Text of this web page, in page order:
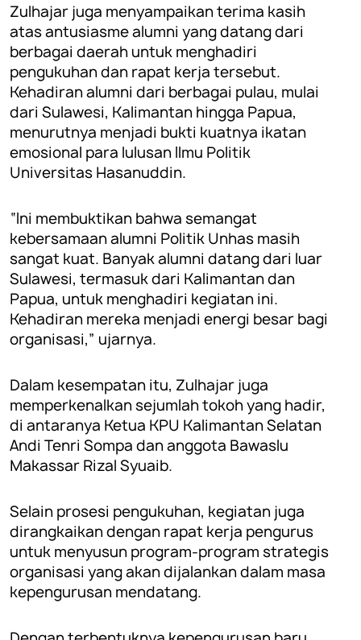
Zulhajar juga menyampaikan terima kasih
atas antusiasme alumni yang datang dari
berbagai daerah untuk menghadiri
pengukuhan dan rapat kerja tersebut.
Kehadiran alumni dari berbagai pulau, mulai
dari Sulawesi, Kalimantan hingga Papua,
menurutnya menjadi bukti kuatnya ikatan
emosional para lulusan Ilmu Politik
Universitas Hasanuddin.
“Ini membuktikan bahwa semangat
kebersamaan alumni Politik Unhas masih
sangat kuat. Banyak alumni datang dari luar
Sulawesi, termasuk dari Kalimantan dan
Papua, untuk menghadiri kegiatan ini.
Kehadiran mereka menjadi energi besar bagi
organisasi,” ujarnya.
Dalam kesempatan itu, Zulhajar juga
memperkenalkan sejumlah tokoh yang hadir,
di antaranya Ketua KPU Kalimantan Selatan
Andi Tenri Sompa dan anggota Bawaslu
Makassar Rizal Syuaib.
Selain prosesi pengukuhan, kegiatan juga
dirangkaikan dengan rapat kerja pengurus
untuk menyusun program-program strategis
organisasi yang akan dijalankan dalam masa
kepengurusan mendatang.